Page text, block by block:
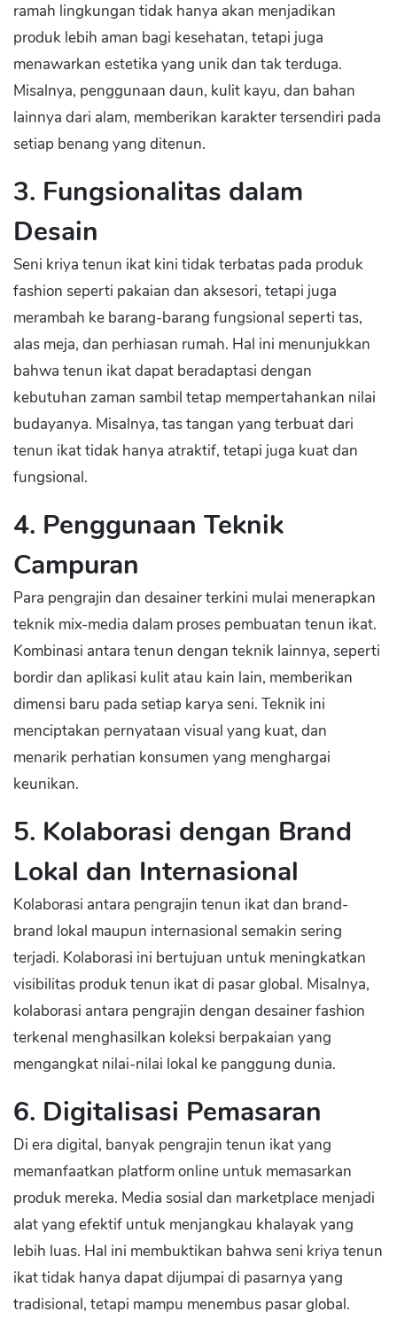
ramah lingkungan tidak hanya akan menjadikan
produk lebih aman bagi kesehatan, tetapi juga
menawarkan estetika yang unik dan tak terduga.
Misalnya, penggunaan daun, kulit kayu, dan bahan
lainnya dari alam, memberikan karakter tersendiri pada
setiap benang yang ditenun.
3. Fungsionalitas dalam
Desain
Seni kriya tenun ikat kini tidak terbatas pada produk
fashion seperti pakaian dan aksesori, tetapi juga
merambah ke barang-barang fungsional seperti tas,
alas meja, dan perhiasan rumah. Hal ini menunjukkan
bahwa tenun ikat dapat beradaptasi dengan
kebutuhan zaman sambil tetap mempertahankan nilai
budayanya. Misalnya, tas tangan yang terbuat dari
tenun ikat tidak hanya atraktif, tetapi juga kuat dan
fungsional.
4. Penggunaan Teknik
Campuran
Para pengrajin dan desainer terkini mulai menerapkan
teknik mix-media dalam proses pembuatan tenun ikat.
Kombinasi antara tenun dengan teknik lainnya, seperti
bordir dan aplikasi kulit atau kain lain, memberikan
dimensi baru pada setiap karya seni. Teknik ini
menciptakan pernyataan visual yang kuat, dan
menarik perhatian konsumen yang menghargai
keunikan.
5. Kolaborasi dengan Brand
Lokal dan Internasional
Kolaborasi antara pengrajin tenun ikat dan brand-
brand lokal maupun internasional semakin sering
terjadi. Kolaborasi ini bertujuan untuk meningkatkan
visibilitas produk tenun ikat di pasar global. Misalnya,
kolaborasi antara pengrajin dengan desainer fashion
terkenal menghasilkan koleksi berpakaian yang
mengangkat nilai-nilai lokal ke panggung dunia.
6. Digitalisasi Pemasaran
Di era digital, banyak pengrajin tenun ikat yang
memanfaatkan platform online untuk memasarkan
produk mereka. Media sosial dan marketplace menjadi
alat yang efektif untuk menjangkau khalayak yang
lebih luas. Hal ini membuktikan bahwa seni kriya tenun
ikat tidak hanya dapat dijumpai di pasarnya yang
tradisional, tetapi mampu menembus pasar global.